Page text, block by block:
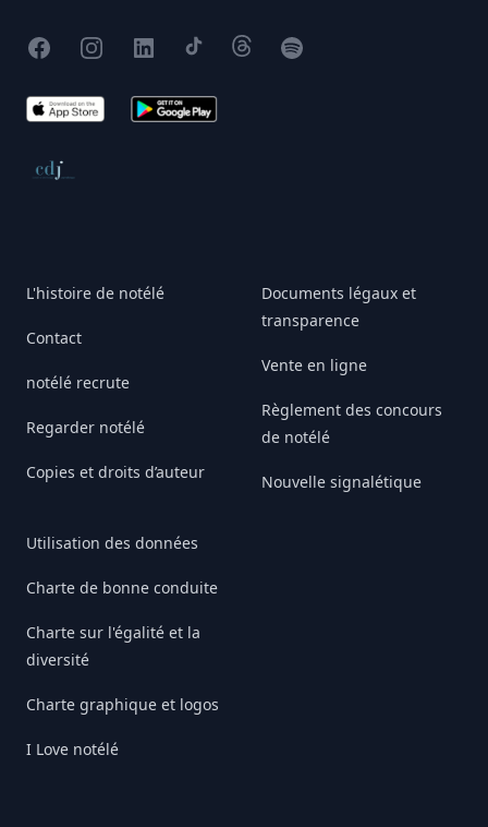
FacebookInstagram
X TikTokThreadsSpotify
App Store Google Play
Conseil de déontologie journalistique
L'histoire de notélé
Contact
notélé recrute
Regarder notélé
Copies et droits d’auteur
Utilisation des données
Charte de bonne conduite
Charte sur l'égalité et la
diversité
Charte graphique et logos
I Love notélé
Documents légaux et
transparence
Vente en ligne
Règlement des concours
de notélé
Nouvelle signalétique